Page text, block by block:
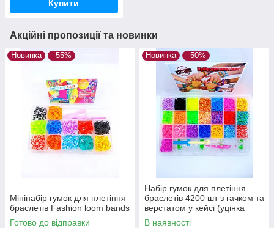
Купити
Акційні пропозиції та новинки
Новинка –55%
Мінінабір гумок для плетіння
браслетів Fashion loom bands
Готово до відправки
Новинка –50%
Набір гумок для плетіння
браслетів 4200 шт з гачком та
верстатом у кейсі (уцінка
зламані застібки)
В наявності